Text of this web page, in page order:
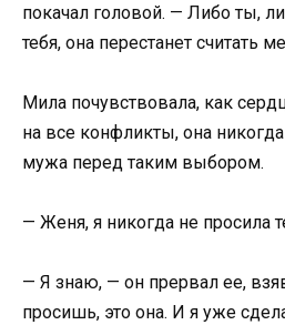
покачал головой. — Либо ты,
тебя, она перестанет считать
Мила почувствовала, как
на все конфликты, она никогда
мужа перед таким выбором.
— Женя, я никогда не просила
— Я знаю, — он прервал ее,
просишь, это она. И я уже